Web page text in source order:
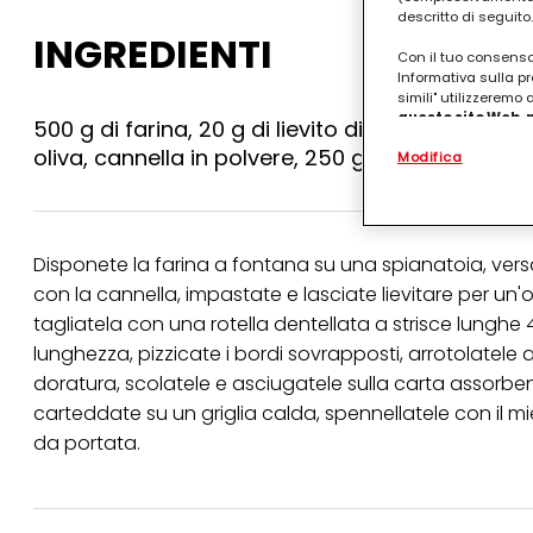
INGREDIENTI
500 g di farina, 20 g di lievito di birra, 100 g di
oliva, cannella in polvere, 250 g di miele,
Disponete la farina a fontana su una spianatoia,
con la cannella, impastate e lasciate lievitare per
tagliatela con una rotella dentellata a strisce lunghe
lunghezza, pizzicate i bordi sovrapposti,
doratura, scolatele e asciugatele sulla carta
carteddate su un griglia calda, spennellatele con il
da portata.
descritto di seguito.
Con il tuo
Informativa sulla
simili" utilizzeremo
questo sito
.
(rispettivamente
terzi, conservare
misurare e
Puoi trovare
collegata nel piè di
qualsiasi
collegata nel piè di
periodo di
Modifica